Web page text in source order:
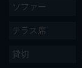
ソファー
テラス席
貸切